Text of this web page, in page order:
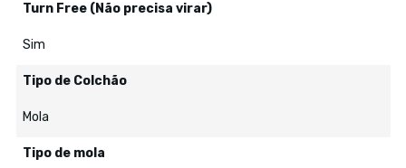
Turn Free (Não precisa virar)
Sim
Tipo de Colchão
Mola
Tipo de mola